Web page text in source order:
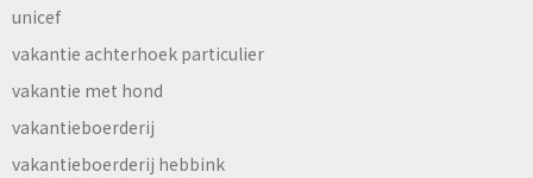
unicef
vakantie achterhoek particulier
vakantie met hond
vakantieboerderij
vakantieboerderij hebbink